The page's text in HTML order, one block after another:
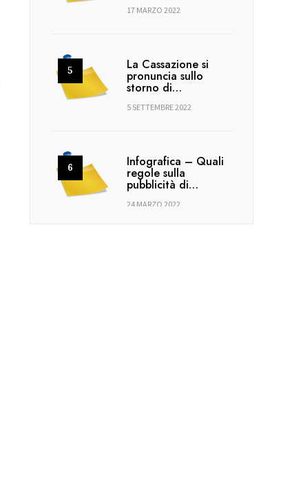
17 MARZO 2022
La Cassazione si
pronuncia sullo
storno di…
5 SETTEMBRE 2022
Infografica – Quali
regole sulla
pubblicità di…
24 MARZO 2022